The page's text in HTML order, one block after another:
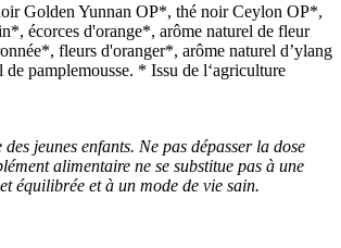
Golden Yunnan OP*, thé noir Ceylon OP*,
écorces d'orange*, arôme naturel de fleur
fleurs d'oranger*, arôme naturel d’ylang
de pamplemousse. * Issu de l‘agriculture
jeunes enfants. Ne pas dépasser la dose
alimentaire ne se substitue pas à une
équilibrée et à un mode de vie sain.